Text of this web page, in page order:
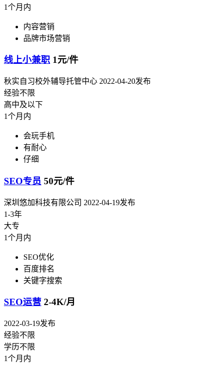
1个月内
内容营销
品牌市场营销
线上小兼职 1元/件
秋实自习校外辅导托管中心 2022-04-20发布
经验不限
高中及以下
1个月内
会玩手机
有耐心
仔细
SEO专员 50元/件
深圳悠加科技有限公司 2022-04-19发布
1-3年
大专
1个月内
SEO优化
百度排名
关键字搜索
SEO运营 2-4K/月
2022-03-19发布
经验不限
学历不限
1个月内